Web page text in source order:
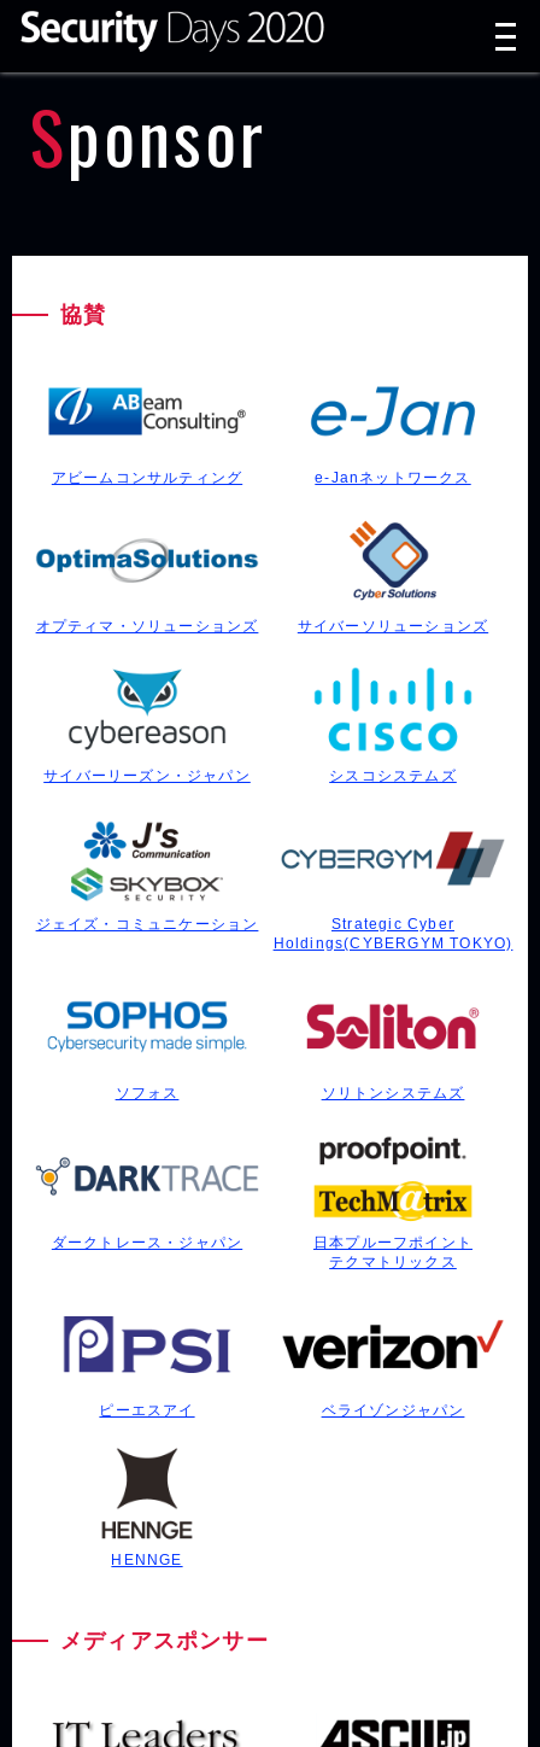
Sponsor
協賛
アビームコンサルティング e-Janネットワークス
オプティマ・ソリューションズ サイバーソリューションズ
サイバーリーズン・ジャパン シスコシステムズ
ジェイズ・コミュニケーション
Strategic Cyber
Holdings(CYBERGYM TOKYO)
ソフォス ソリトンシステムズ
ダークトレース・ジャパン
日本プルーフポイント
テクマトリックス
ピーエスアイ ベライゾンジャパン
HENNGE
メディアスポンサー